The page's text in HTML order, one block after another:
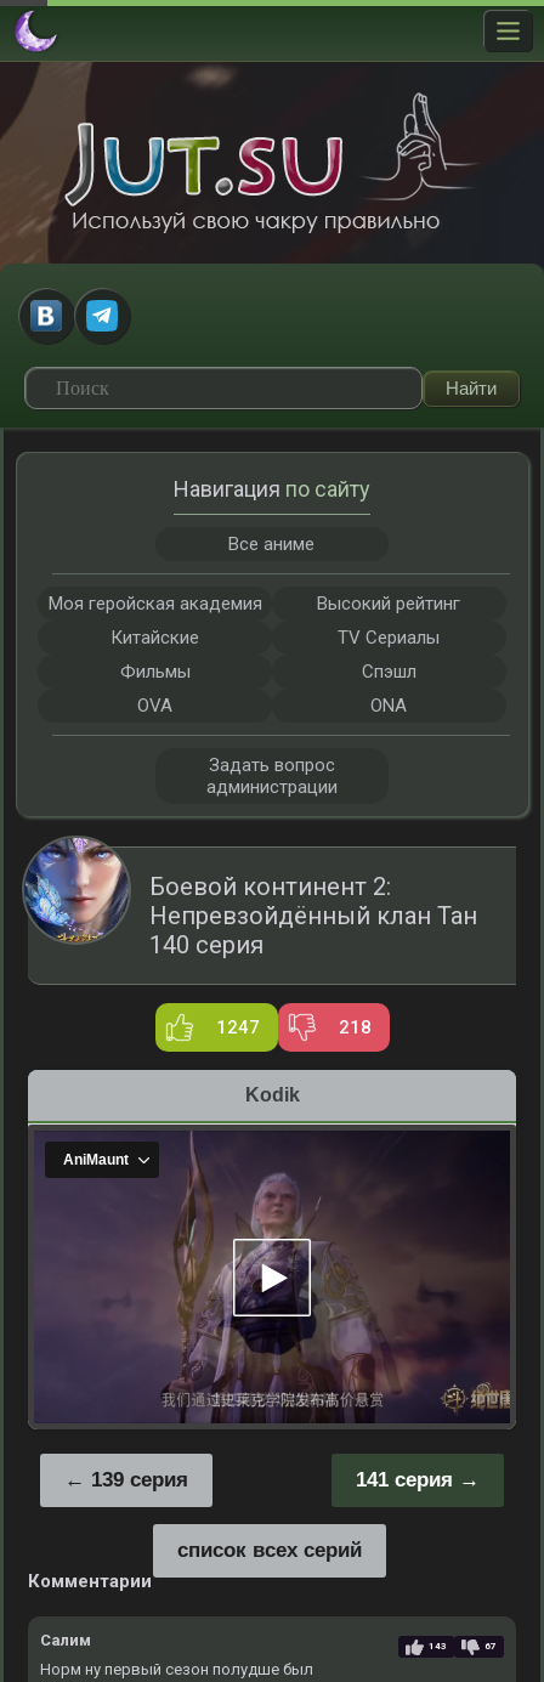
Боевой континент 2:
Непревзойдённый клан Тан
140 серия
1247 218
Kodik
141 серия
139 серия
список всех серий
Комментарии
Салим 143 67
Норм ну первый сезон полудше был
Навигация по сайту
Все аниме
Моя геройская академия
Высокий рейтинг
Китайские
TV Сериалы
Фильмы
Спэшл
OVA
ONA
Задать вопрос
администрации